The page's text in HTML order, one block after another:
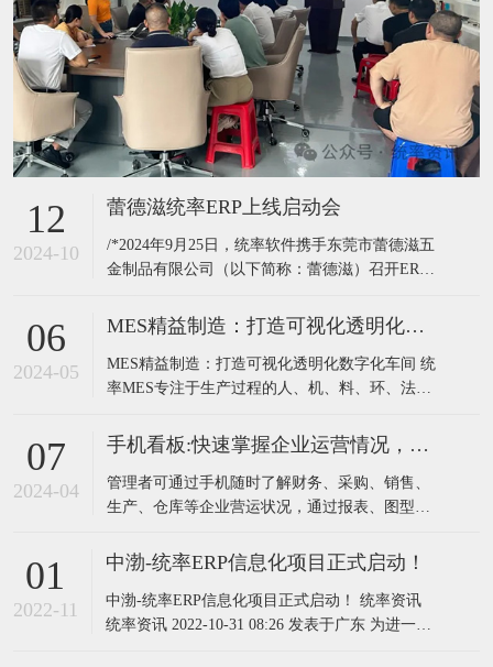
12
2024-10
蕾德滋统率ERP上线启动会
/*2024年9月25日，统率软件携手东莞市蕾德滋五
金制品有限公司（以下简称：蕾德滋）召开ERP
务负责人以及各部门相关负责人和统率软件实施
团队共同参加会议。为了全面贯彻数字化转型，
提升蕾德滋“信息集成化”水平，前期经过需求调
研、管理咨询、方案交流等
06
2024-05
MES精益制造：打造可视化透明化数字化车间
MES精益制造：打造可视化透明化数字化车间 统
率MES专注于生产过程的人、机、料、环、法无
求。是整合管理和多类硬件的综合智能化系统，
它由一组共享数据的程序，通过布置在生产现场
的专用设备，对原材料上线到成品入库的整个生
产过程实时采集数据、控制和监控来提高生
07
2024-04
手机看板:快速掌握企业运营情况，助力管理者科学决策
管理者可通过手机随时了解财务、采购、销售、
生产、仓库等企业营运状况，通过报表、图型等
的决策数据支持，从而迅速调整经营策略以应对
01
2022-11
中渤-统率ERP信息化项目正式启动！
中渤-统率ERP信息化项目正式启动！ 统率资讯
统率资讯 2022-10-31 08:26 发表于广东 为进一步